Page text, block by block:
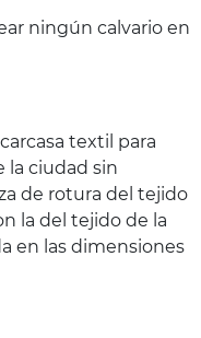
ningún calvario en
textil para
la ciudad sin
de rotura del tejido
la del tejido de la
en las dimensiones